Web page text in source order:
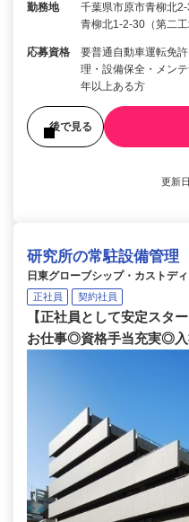
勤務地
千葉県市原市青柳北
青柳北1-2-30（第二工
応募資格
要普通自動車運転免
理・設備保全・メン
年以上ある方
後で見る
更新
研究所の常駐設備管理
日東グローブシップ・カストデ
正社員 契約社員
【正社員として安定スタ
お仕事◎資格手当充実◎